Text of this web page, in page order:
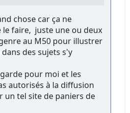
chose car ça ne
le faire, juste une ou deux
au M50 pour illustrer
des sujets s'y
pour moi et les
autorisés à la diffusion
un tel site de paniers de